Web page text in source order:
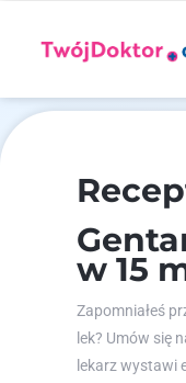
w 15
Zapomniałeś
lek? Umów się
lekarz wystawi